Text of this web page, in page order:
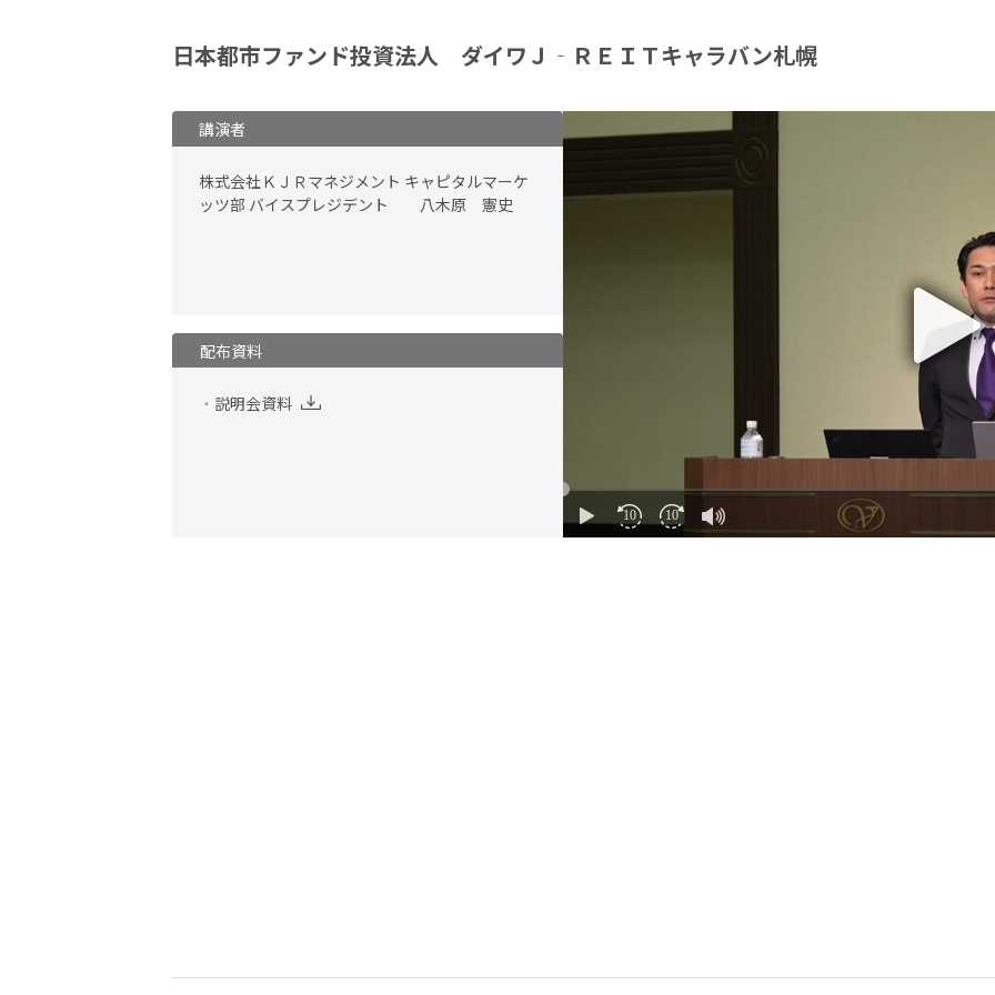
日本都市ファンド投資法人 ダイワＪ‐ＲＥＩＴキャラバン札幌
講演者
株式会社ＫＪＲマネジメント キャピタルマーケ
ッツ部 バイスプレジデント 八木原 憲史
配布資料
説明会資料